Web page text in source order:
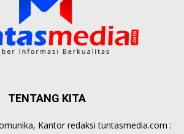
TENTANG KITA
Kantor redaksi tuntasmedia.com :